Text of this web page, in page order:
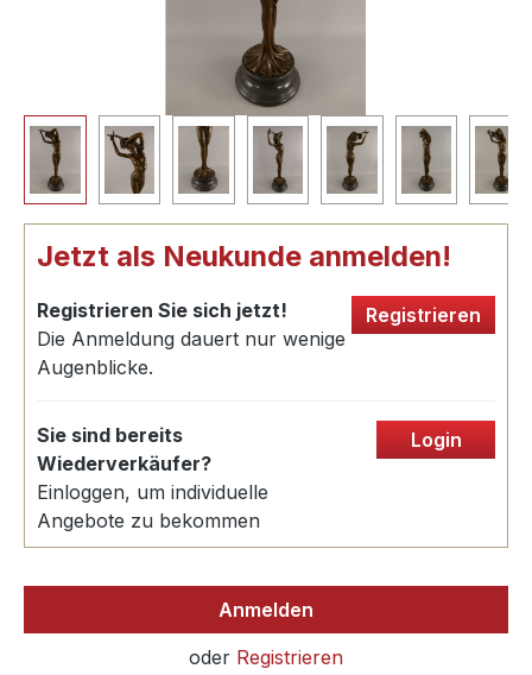
Jetzt als Neukunde anmelden!
Registrieren Sie sich jetzt!
Die Anmeldung dauert nur wenige
Augenblicke.
Registrieren
Sie sind bereits
Wiederverkäufer?
Einloggen, um individuelle
Angebote zu bekommen
Login
Anmelden
oder Registrieren